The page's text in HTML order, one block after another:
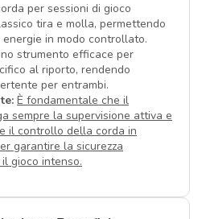
per sessioni di gioco
tira e molla, permettendo
in modo controllato.
strumento efficace per
al riporto, rendendo
per entrambi.
È fondamentale che il
sempre la supervisione attiva e
il controllo della corda in
garantire la sicurezza
gioco intenso.